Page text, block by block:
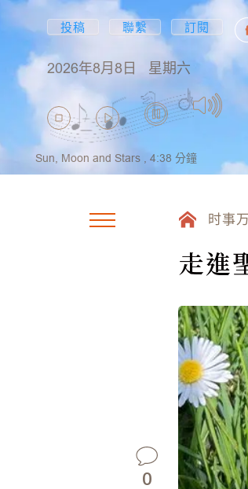
投稿 聯繫 訂閱
2026年8月8日 星期六
Sun, Moon and Stars , 4:38 分鐘
时事
走進
0